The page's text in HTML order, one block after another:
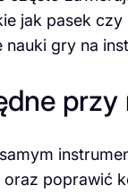
jak pasek
gry na
oraz poprawić